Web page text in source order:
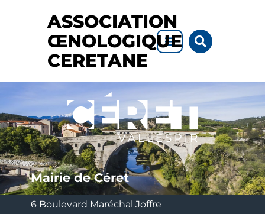
Aller à la recherche
ASSOCIATION
ŒNOLOGIQUE
CERETANE
sur
Mairie de Céret
6 Boulevard Maréchal Joffre